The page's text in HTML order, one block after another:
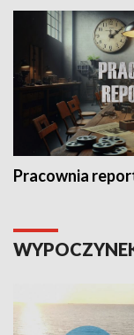
Pracownia